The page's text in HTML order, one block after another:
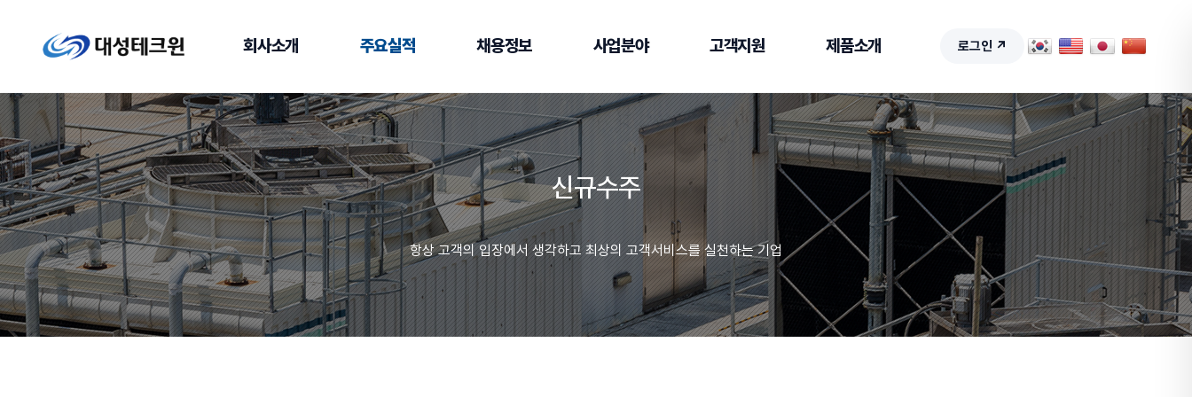
회사소개 주요실적 채용정보 사업분야 고객지원 제품소개 로그인 ↗
신규수주
항상 고객의 입장에서 생각하고 최상의 고객서비스를 실천하는 기업